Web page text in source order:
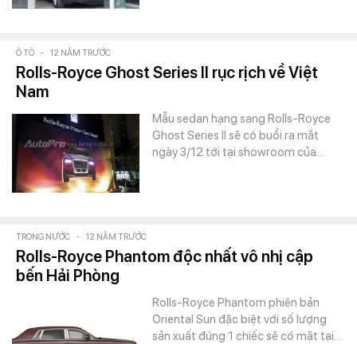
Ô TÔ - 12 NĂM TRƯỚC
Rolls-Royce Ghost Series II rục rịch về Việt
Nam
Mẫu sedan hạng sang Rolls-Royce
Ghost Series II sẽ có buổi ra mắt
ngày 3/12 tới tại showroom của…
TRONG NƯỚC - 12 NĂM TRƯỚC
Rolls-Royce Phantom độc nhất vô nhị cập
bến Hải Phòng
Rolls-Royce Phantom phiên bản
Oriental Sun đặc biệt với số lượng
sản xuất đúng 1 chiếc sẽ có mặt tại…